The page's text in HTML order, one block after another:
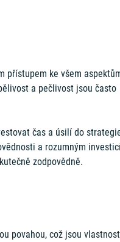
přístupem ke všem
a pečlivost jsou často
čas a úsilí do
a rozumným
zodpovědně.
povahou, což jsou